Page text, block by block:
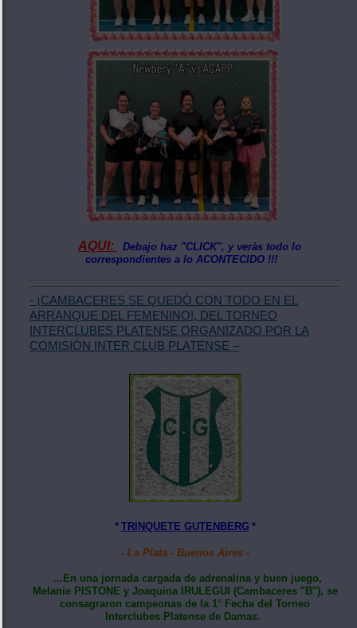
AQUI:
Debajo haz "CLICK", y veràs todo lo
correspondientes a lo ACONTECIDO !!!
- ¡CAMBACERES SE QUEDÓ CON TODO EN EL
ARRANQUE DEL FEMENINO!, DEL TORNEO
INTERCLUBES PLATENSE ORGANIZADO POR LA
COMISIÓN INTER CLUB PLATENSE –
* TRINQUETE GUTENBERG *
- La Plata - Buenos Aires -
…En una jornada cargada de adrenalina y buen juego,
Melanie PISTONE y Joaquina IRULEGUI (Cambaceres "B"), se
consagraron campeonas de la 1° Fecha del Torneo
Interclubes Platense de Damas.